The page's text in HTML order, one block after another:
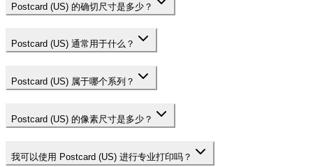
Postcard (US) 的确切尺寸是多少？
Postcard (US) 通常用于什么？
Postcard (US) 属于哪个系列？
Postcard (US) 的像素尺寸是多少？
我可以使用 Postcard (US) 进行专业打印吗？